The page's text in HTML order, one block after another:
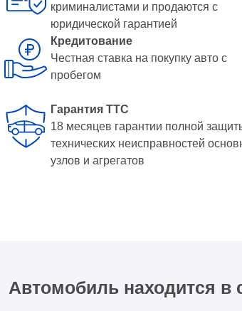
криминалистами и продаются с
юридической гарантией
Кредитование
Честная ставка на покупку авто с
пробегом
Гарантия ТТС
18 месяцев гарантии полной
технических неисправностей
узлов и агрегатов
Автомобиль находится в